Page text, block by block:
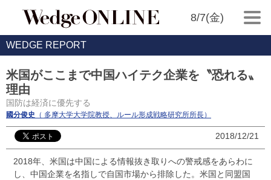
8/7(金)
WEDGE REPORT
米国がここまで中国ハイテク企業を〝恐れる〟
理由
国防は経済に優先する
國分俊史 （ 多摩大学大学院教授、ルール形成戦略研究所所長）
2018/12/21
2018年、米国は中国による情報抜き取りへの警戒感をあらわに
し、中国企業を名指しで自国市場から排除した。米国と同盟国